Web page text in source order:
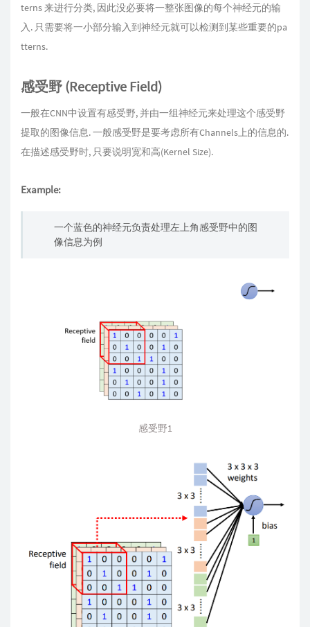
terns 来进行分类, 因此没必要将一整张图像的每个神经元的输
入. 只需要将一小部分输入到神经元就可以检测到某些重要的pa
tterns.
感受野 (Receptive Field)
一般在CNN中设置有感受野, 并由一组神经元来处理这个感受野
提取的图像信息. 一般感受野是要考虑所有Channels上的信息的.
在描述感受野时, 只要说明宽和高(Kernel Size).
Example:
一个蓝色的神经元负责处理左上角感受野中的图
像信息为例
感受野1